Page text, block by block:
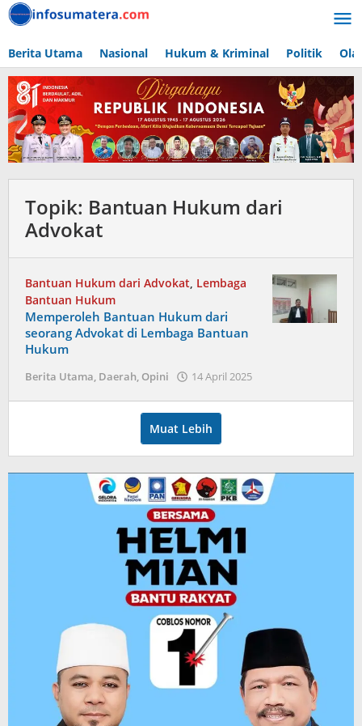
Lewati
ke
Berita Utama Nasional Hukum & Kriminal Politik
Topik: Bantuan Hukum dari
Advokat
Bantuan Hukum dari Advokat, Lembaga
Bantuan Hukum
Memperoleh Bantuan Hukum dari
seorang Advokat di Lembaga Bantuan
Hukum
Berita Utama, Daerah, Opini 14 April 2025
Muat Lebih